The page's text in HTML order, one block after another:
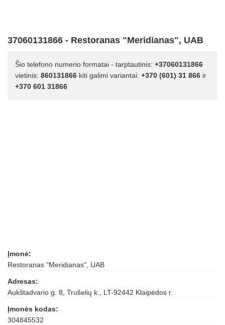
37060131866 - Restoranas "Meridianas", UAB
Šio telefono numerio formatai - tarptautinis: +37060131866
vietinis: 860131866 kiti galimi variantai: +370 (601) 31 866 ir
+370 601 31866
Įmonė:
Restoranas "Meridianas", UAB
Adresas:
Aukštadvario g. 8, Trušelių k., LT-92442 Klaipėdos r.
Įmonės kodas:
304845532